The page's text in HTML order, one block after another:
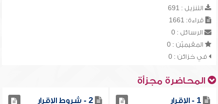
التنزيل : 691
قراءة: 1661
الرسائل : 0
المقيميّن : 0
في خزائن : 0
المحاضرة مجزأة
1 - الإقرار 2 - شروط الإقرار